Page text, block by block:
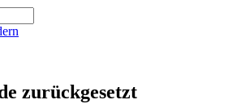
zurückgesetzt